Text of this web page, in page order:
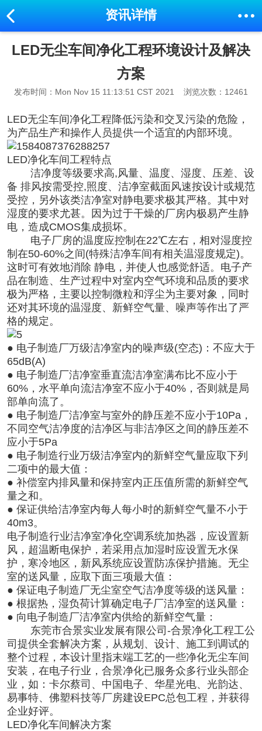
资讯详情
LED无尘车间净化工程环境设计及解决
方案
发布时间：Mon Nov 15 11:13:51 CST 2021 浏览次数：12461
LED无尘车间净化工程降低污染和交叉污染的危险，
为产品生产和操作人员提供一个适宜的内部环境。
LED净化车间工程特点
洁净度等级要求高,风量、温度、湿度、压差、设
备 排风按需受控,照度、洁净室截面风速按设计或规范
受控，另外该类洁净室对静电要求极其严格。其中对
湿度的要求尤甚。因为过于干燥的厂房内极易产生静
电，造成CMOS集成损坏。
电子厂房的温度应控制在22℃左右，相对湿度控
制在50-60%之间(特殊洁净车间有相关温湿度规定)。
这时可有效地消除 静电，并使人也感觉舒适。电子产
品在制造、生产过程中对室内空气环境和品质的要求
极为严格，主要以控制微粒和浮尘为主要对象，同时
还对其环境的温湿度、新鲜空气量、噪声等作出了严
格的规定。
● 电子制造厂万级洁净室内的噪声级(空态)：不应大于
65dB(A)
● 电子制造厂洁净室垂直流洁净室满布比不应小于
60%，水平单向流洁净室不应小于40%，否则就是局
部单向流了。
● 电子制造厂洁净室与室外的静压差不应小于10Pa，
不同空气洁净度的洁净区与非洁净区之间的静压差不
应小于5Pa
● 电子制造行业万级洁净室内的新鲜空气量应取下列
二项中的最大值：
● 补偿室内排风量和保持室内正压值所需的新鲜空气
量之和。
● 保证供给洁净室内每人每小时的新鲜空气量不小于
40m3。
电子制造行业洁净室净化空调系统加热器，应设置新
风，超温断电保护，若采用点加湿时应设置无水保
护，寒冷地区，新风系统应设置防冻保护措施。无尘
室的送风量，应取下面三项最大值：
● 保证电子制造厂无尘室空气洁净度等级的送风量：
● 根据热，湿负荷计算确定电子厂洁净室的送风量：
● 向电子制造厂洁净室内供给的新鲜空气量：
东莞市合景实业发展有限公司-合景净化工程工公
司提供全套解决方案，从规划、设计、施工到调试的
整个过程，本设计里指末端工艺的一些净化无尘车间
安装，在电子行业，合景净化已服务众多行业头部企
业，如：卡尔蔡司、中国电子、华星光电、光韵达、
易事特、佛塑科技等厂房建设EPC总包工程，并获得
企业好评。
LED净化车间解决方案